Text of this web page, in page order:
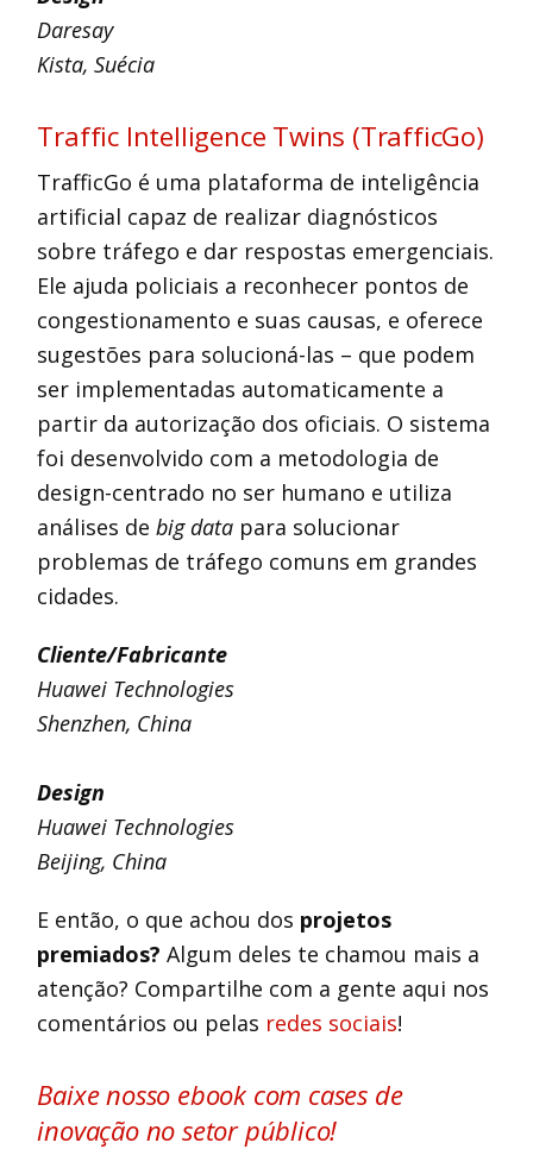
Daresay
Kista, Suécia
Traffic Intelligence Twins (TrafficGo)
TrafficGo é uma plataforma de inteligência
artificial capaz de realizar diagnósticos
sobre tráfego e dar respostas emergenciais.
Ele ajuda policiais a reconhecer pontos de
congestionamento e suas causas, e oferece
sugestões para solucioná-las – que podem
ser implementadas automaticamente a
partir da autorização dos oficiais. O sistema
foi desenvolvido com a metodologia de
design-centrado no ser humano e utiliza
análises debig data para solucionar
problemas de tráfego comuns em grandes
cidades.
Cliente/Fabricante
Huawei Technologies
Shenzhen, China
Design
Huawei Technologies
Beijing, China
E então, o que achou dos projetos
premiados? Algum deles te chamou mais a
atenção? Compartilhe com a gente aqui nos
comentários ou pelas redes sociais!
Baixe nosso ebook com cases de
inovação no setor público!